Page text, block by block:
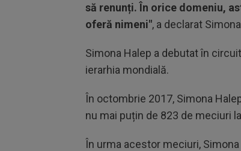
să renunți. În orice domeniu,
oferă nimeni", a declarat
Simona Halep a debutat în
ierarhia mondială.
În octombrie 2017, Simona
nu mai puțin de 823 de meciuri
În urma acestor meciuri,